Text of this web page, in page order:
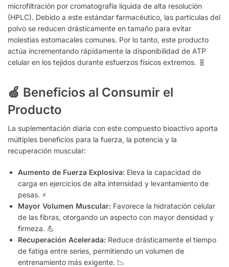
microfiltración por cromatografía líquida de alta resolución
(HPLC). Debido a este estándar farmacéutico, las partículas del
polvo se reducen drásticamente en tamaño para evitar
molestias estomacales comunes. Por lo tanto, este producto
actúa incrementando rápidamente la disponibilidad de ATP
celular en los tejidos durante esfuerzos físicos extremos. 🧬
🍏 Beneficios al Consumir el
Producto
La suplementación diaria con este compuesto bioactivo aporta
múltiples beneficios para la fuerza, la potencia y la
recuperación muscular:
Aumento de Fuerza Explosiva: Eleva la capacidad de
carga en ejercicios de alta intensidad y levantamiento de
pesas. ⚡
Mayor Volumen Muscular: Favorece la hidratación celular
de las fibras, otorgando un aspecto con mayor densidad y
firmeza. 💪
Recuperación Acelerada: Reduce drásticamente el tiempo
de fatiga entre series, permitiendo un volumen de
entrenamiento más exigente. 📉